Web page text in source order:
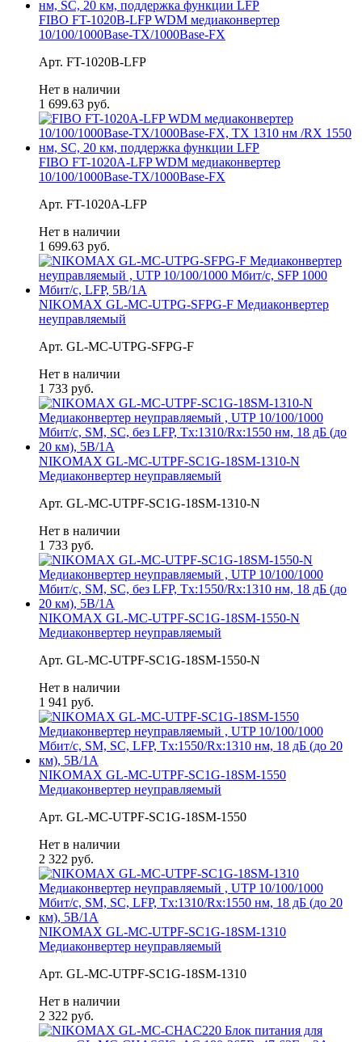
FIBO FT-1020B-LFP WDM медиаконвертер
10/100/1000Base-TX/1000Base-FX
Арт. FT-1020B-LFP
Нет в наличии
1 699.63 руб.
FIBO FT-1020A-LFP WDM медиаконвертер
10/100/1000Base-TX/1000Base-FX
Арт. FT-1020A-LFP
Нет в наличии
1 699.63 руб.
NIKOMAX GL-MC-UTPG-SFPG-F Медиаконвертер
неуправляемый
Арт. GL-MC-UTPG-SFPG-F
Нет в наличии
1 733 руб.
NIKOMAX GL-MC-UTPF-SC1G-18SM-1310-N
Медиаконвертер неуправляемый
Арт. GL-MC-UTPF-SC1G-18SM-1310-N
Нет в наличии
1 733 руб.
NIKOMAX GL-MC-UTPF-SC1G-18SM-1550-N
Медиаконвертер неуправляемый
Арт. GL-MC-UTPF-SC1G-18SM-1550-N
Нет в наличии
1 941 руб.
NIKOMAX GL-MC-UTPF-SC1G-18SM-1550
Медиаконвертер неуправляемый
Арт. GL-MC-UTPF-SC1G-18SM-1550
Нет в наличии
2 322 руб.
NIKOMAX GL-MC-UTPF-SC1G-18SM-1310
Медиаконвертер неуправляемый
Арт. GL-MC-UTPF-SC1G-18SM-1310
Нет в наличии
2 322 руб.